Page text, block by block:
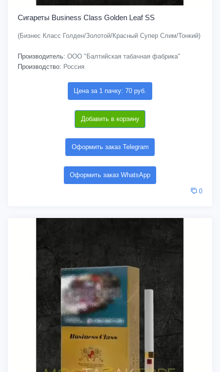
Сигареты Business Class Golden Leaf SS
(Бизнес Класс Голден/Золотой/Красный Супер Слим/Тонкий)
Производитель: ООО "Балтийская табачная фабрика"
Производство: Россия
Цена за 1 пачку: 70 руб.
Добавить в корзину
Оформить заказ Telegram
Оформить заказ WhatsApp
0